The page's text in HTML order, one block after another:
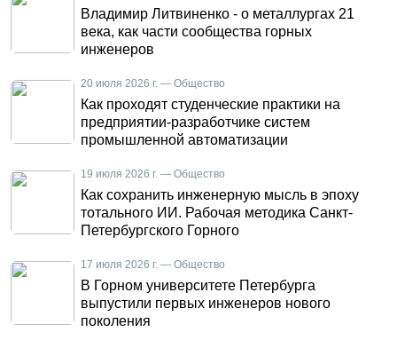
Владимир Литвиненко - о металлургах 21
века, как части сообщества горных
инженеров
20 июля 2026 г. — Общество
Как проходят студенческие практики на
предприятии-разработчике систем
промышленной автоматизации
19 июля 2026 г. — Общество
Как сохранить инженерную мысль в эпоху
тотального ИИ. Рабочая методика Санкт-
Петербургского Горного
17 июля 2026 г. — Общество
В Горном университете Петербурга
выпустили первых инженеров нового
поколения